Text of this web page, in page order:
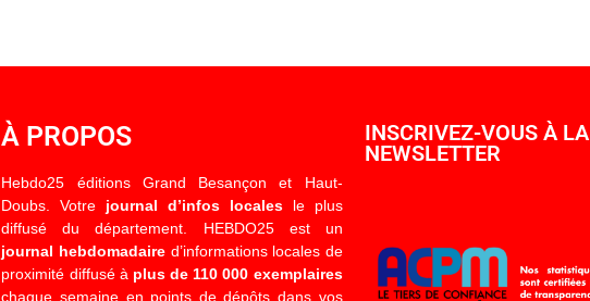
À PROPOS
Hebdo25 éditions Grand Besançon et Haut-
Doubs. Votre journal d’infos localesle plus
diffusé du département. HEBDO25 est un
journal hebdomadaired’informations locales de
proximité diffusé à plus de 110 000 exemplaires
chaque semaine en points de dépôts dans vos
INSCRIVEZ-VOUS À LA
NEWSLETTER